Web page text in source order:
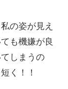
の姿が見え
も機嫌が良
しまうの
く！！